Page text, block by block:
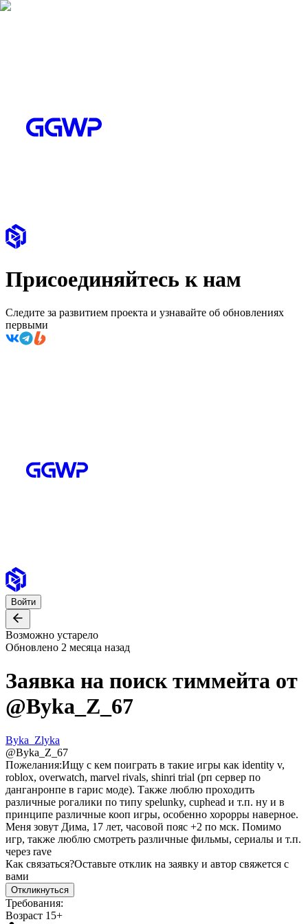
Присоединяйтесь к нам
Следите за развитием проекта и узнавайте об обновлениях
первыми
Войти
Возможно устарело
Обновлено 2 месяца назад
Заявка на поиск тиммейта от
@Byka_Z_67
Byka_Zlyka
@Byka_Z_67
Пожелания:Ищу с кем поиграть в такие игры как identity v,
roblox, overwatch, marvel rivals, shinri trial (рп сервер по
данганронпе в гарис моде). Также люблю проходить
различные рогалики по типу spelunky, cuphead и т.п. ну и в
принципе различные кооп игры, особенно хорорры наверное.
Меня зовут Дима, 17 лет, часовой пояс +2 по мск. Помимо
игр, также люблю смотреть различные фильмы, сериалы и т.п.
через rave
Как связаться?Оставьте отклик на заявку и автор свяжется с
вами
Откликнуться
Требования:
Возраст 15+